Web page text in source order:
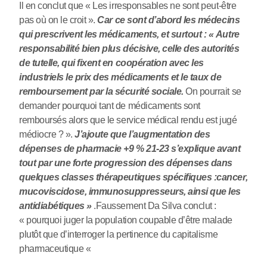
Il en conclut que « Les irresponsables ne sont peut-être
pas où on le croit ».Car ce sont d’abord les médecins
qui prescrivent les médicaments, et surtout : « Autre
responsabilité bien plus décisive, celle des autorités
de tutelle, qui fixent en coopération avec les
industriels le prix des médicaments et le taux de
remboursement par la sécurité sociale. On pourrait se
demander pourquoi tant de médicaments sont
remboursés alors que le service médical rendu est jugé
médiocre ? ».J’ajoute que l’augmentation des
dépenses de pharmacie +9 % 21-23 s’explique avant
tout par une forte progression des dépenses dans
quelques classes thérapeutiques spécifiques :cancer,
mucoviscidose, immunosuppresseurs, ainsi que les
antidiabétiques » .Faussement Da Silva conclut :
« pourquoi juger la population coupable d’être malade
plutôt que d’interroger la pertinence du capitalisme
pharmaceutique «